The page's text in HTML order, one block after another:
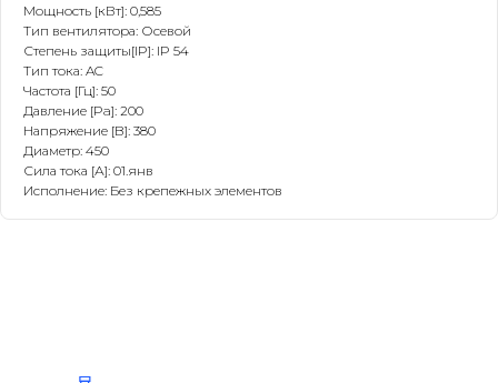
Мощность [кВт]: 0,585
Тип вентилятора: Осевой
Степень защиты[IP]: IP 54
Тип тока: AC
Частота [Гц]: 50
Давление [Pa]: 200
Напряжение [B]: 380
Диаметр: 450
Сила тока [А]: 01.янв
Исполнение: Без крепежных элементов